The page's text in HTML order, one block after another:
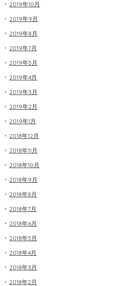
2019年10月
2019年9月
2019年8月
2019年7月
2019年5月
2019年4月
2019年3月
2019年2月
2019年1月
2018年12月
2018年11月
2018年10月
2018年9月
2018年8月
2018年7月
2018年6月
2018年5月
2018年4月
2018年3月
2018年2月